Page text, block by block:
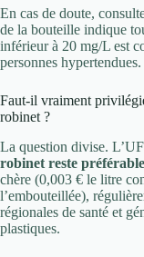
En cas de doute,
de la bouteille indique
inférieur à 20 mg/L est
personnes hypertendues.
Faut-il vraiment
robinet ?
La question divise.
robinet reste préférable
chère (0,003 € le litre
l’embouteillée),
régionales de santé et
plastiques.